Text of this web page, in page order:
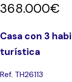
368.000€
Casa con 3
turística
Ref. TH26113